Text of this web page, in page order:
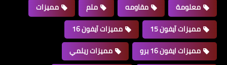
معلومة
مقاومه ملم
مميزات
مميزات آيفون 15
مميزات آيفون 16
مميزات ايفون 16 برو
مميزات ريلمي